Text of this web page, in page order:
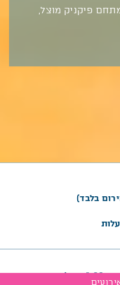
פיקניק מוצל,
בלבד)
ימים ב’, ג’, ה’, שבת: 8:00 ועדלשעות